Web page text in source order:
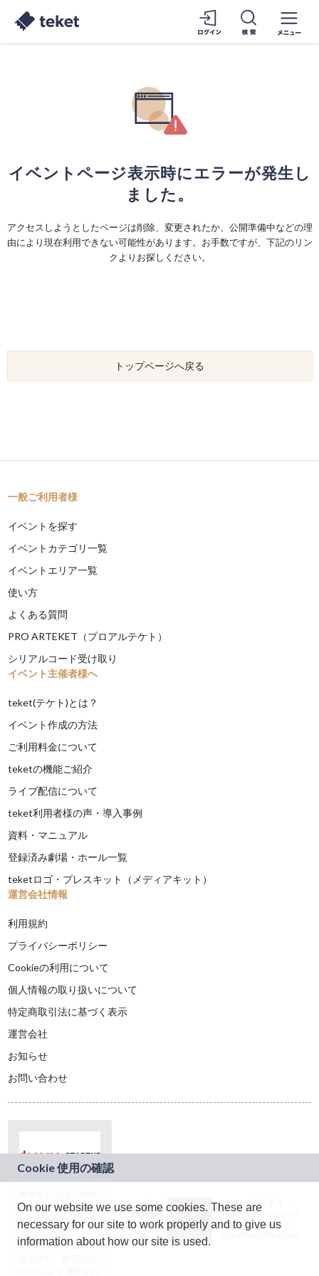
イベントページ表示時にエラーが発生し
ました。
アクセスしようとしたページは削除、変更されたか、公開準備中などの理
由により現在利用できない可能性があります。お手数ですが、下記のリン
クよりお探しください。
トップページへ戻る
一般ご利用者様
イベントを探す
イベントカテゴリ一覧
イベントエリア一覧
使い方
よくある質問
PRO ARTEKET（プロアルテケト）
シリアルコード受け取り
イベント主催者様へ
teket(テケト)とは？
イベント作成の方法
ご利用料金について
teketの機能ご紹介
ライブ配信について
teket利用者様の声・導入事例
資料・マニュアル
登録済み劇場・ホール一覧
teketロゴ・プレスキット（メディアキット）
運営会社情報
利用規約
プライバシーポリシー
Cookieの利用について
個人情報の取り扱いについて
特定商取引法に基づく表示
運営会社
お知らせ
お問い合わせ
ドコモグループの新
規事業創出プログラ
ム「docomo
STARTUP」を通じて
JASRAC許諾番号：
9024936001Y45037
JASRAC許諾番号：
On our website we use some cookies. These are
necessary for our site to work properly and to give us
information about how our site is used.